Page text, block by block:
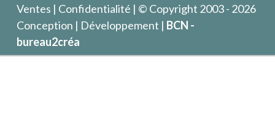
Ventes | Confidentialité | © Copyright 2003 - 2026
Conception | Développement | BCN -
bureau2créa